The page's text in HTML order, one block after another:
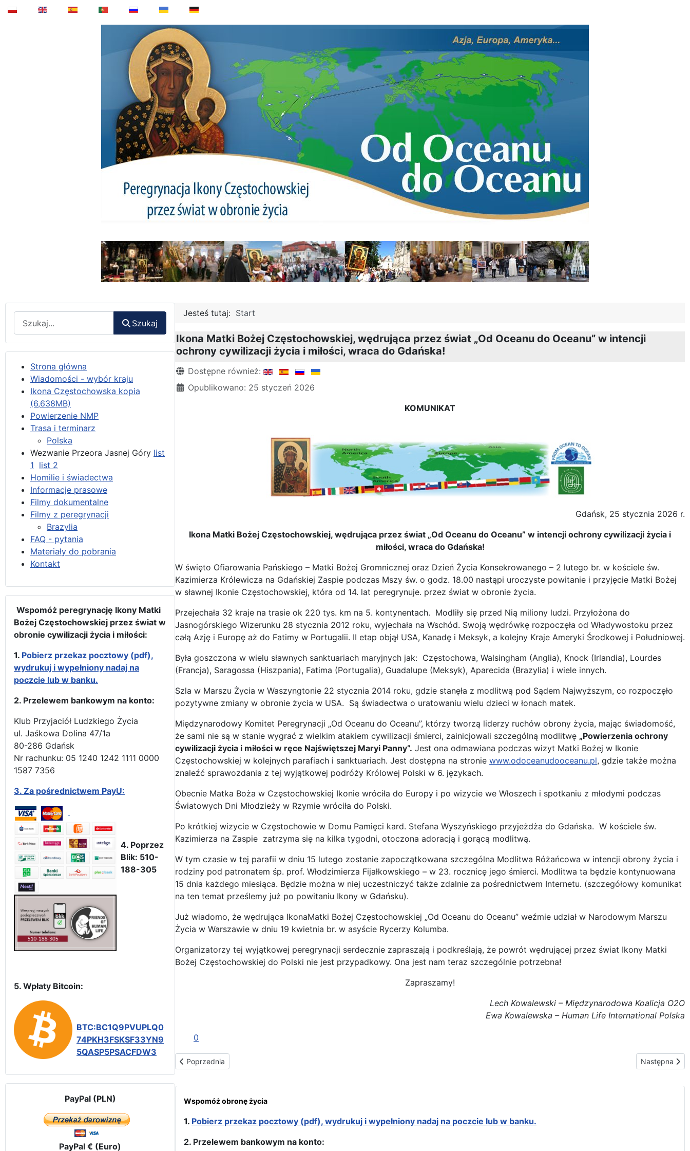
Szukaj
Strona główna
Wiadomości - wybór kraju
Ikona Częstochowska kopia
(6,638MB)
Powierzenie NMP
Trasa i terminarz
Polska
Wezwanie Przeora Jasnej Góry list
1 list 2
Homilie i świadectwa
Informacje prasowe
Filmy dokumentalne
Filmy z peregrynacji
Brazylia
FAQ - pytania
Materiały do pobrania
Kontakt
Wspomóż peregrynację Ikony Matki
Bożej Częstochowskiej przez świat w
obronie cywilizacji życia i miłości:
1. Pobierz przekaz pocztowy (pdf),
wydrukuj i wypełniony nadaj na
poczcie lub w banku.
2. Przelewem bankowym na konto:
Klub Przyjaciół Ludzkiego Życia
ul. Jaśkowa Dolina 47/1a
80-286 Gdańsk
Nr rachunku: 05 1240 1242 1111 0000
1587 7356
3. Za pośrednictwem PayU:
4. Poprzez
Blik: 510-
188-305
5. Wpłaty Bitcoin:
BTC:BC1Q9PVUPLQ0
74PKH3FSKSF33YN9
5QASP5PSACFDW3
PayPal (PLN)
PayPal € (Euro)
Jesteś tutaj: Start
Ikona Matki Bożej Częstochowskiej, wędrująca przez świat „Od Oceanu do Oceanu” w intencji
ochrony cywilizacji życia i miłości, wraca do Gdańska!
Szczegóły
Dostępne również:
Opublikowano: 25 styczeń 2026
KOMUNIKAT
Gdańsk, 25 stycznia 2026 r.
Ikona Matki Bożej Częstochowskiej, wędrująca przez świat „Od Oceanu do Oceanu” w intencji ochrony cywilizacji życia i
miłości, wraca do Gdańska!
W święto Ofiarowania Pańskiego – Matki Bożej Gromnicznej oraz Dzień Życia Konsekrowanego – 2 lutego br. w kościele św.
Kazimierza Królewicza na Gdańskiej Zaspie podczas Mszy św. o godz. 18.00 nastąpi uroczyste powitanie i przyjęcie Matki Bożej
w sławnej Ikonie Częstochowskiej, która od 14. lat peregrynuje. przez świat w obronie życia.
Przejechała 32 kraje na trasie ok 220 tys. km na 5. kontynentach. Modliły się przed Nią miliony ludzi. Przyłożona do
Jasnogórskiego Wizerunku 28 stycznia 2012 roku, wyjechała na Wschód. Swoją wędrówkę rozpoczęła od Władywostoku przez
całą Azję i Europę aż do Fatimy w Portugalii. II etap objął USA, Kanadę i Meksyk, a kolejny Kraje Ameryki Środkowej i Południowej.
Była goszczona w wielu sławnych sanktuariach maryjnych jak: Częstochowa, Walsingham (Anglia), Knock (Irlandia), Lourdes
(Francja), Saragossa (Hiszpania), Fatima (Portugalia), Guadalupe (Meksyk), Aparecida (Brazylia) i wiele innych.
Szla w Marszu Życia w Waszyngtonie 22 stycznia 2014 roku, gdzie stanęła z modlitwą pod Sądem Najwyższym, co rozpoczęło
pozytywne zmiany w obronie życia w USA. Są świadectwa o uratowaniu wielu dzieci w łonach matek.
Międzynarodowy Komitet Peregrynacji „Od Oceanu do Oceanu”, którzy tworzą liderzy ruchów obrony życia, mając świadomość,
że sami nie są w stanie wygrać z wielkim atakiem cywilizacji śmierci, zainicjowali szczególną modlitwę „Powierzenia ochrony
cywilizacji życia i miłości w ręce Najświętszej Maryi Panny”. Jest ona odmawiana podczas wizyt Matki Bożej w Ikonie
Częstochowskiej w kolejnych parafiach i sanktuariach. Jest dostępna na stronie www.odoceanudooceanu.pl, gdzie także można
znaleźć sprawozdania z tej wyjątkowej podróży Królowej Polski w 6. językach.
Obecnie Matka Boża w Częstochowskiej Ikonie wróciła do Europy i po wizycie we Włoszech i spotkaniu z młodymi podczas
Światowych Dni Młodzieży w Rzymie wróciła do Polski.
Po krótkiej wizycie w Częstochowie w Domu Pamięci kard. Stefana Wyszyńskiego przyjeżdża do Gdańska. W kościele św.
Kazimierza na Zaspie zatrzyma się na kilka tygodni, otoczona adoracją i gorącą modlitwą.
W tym czasie w tej parafii w dniu 15 lutego zostanie zapoczątkowana szczególna Modlitwa Różańcowa w intencji obrony życia i
rodziny pod patronatem śp. prof. Włodzimierza Fijałkowskiego – w 23. rocznicę jego śmierci. Modlitwa ta będzie kontynuowana
15 dnia każdego miesiąca. Będzie można w niej uczestniczyć także zdalnie za pośrednictwem Internetu. (szczegółowy komunikat
na ten temat prześlemy już po powitaniu Ikony w Gdańsku).
Już wiadomo, że wędrująca IkonaMatki Bożej Częstochowskiej „Od Oceanu do Oceanu” weźmie udział w Narodowym Marszu
Życia w Warszawie w dniu 19 kwietnia br. w asyście Rycerzy Kolumba.
Organizatorzy tej wyjątkowej peregrynacji serdecznie zapraszają i podkreślają, że powrót wędrującej przez świat Ikony Matki
Bożej Częstochowskiej do Polski nie jest przypadkowy. Ona jest nam teraz szczególnie potrzebna!
Zapraszamy!
Lech Kowalewski – Międzynarodowa Koalicja O2O
Ewa Kowalewska – Human Life International Polska
0
Poprzednia strona: Dom Maryi
Poprzednia Następna
Następna
Wspomóż obronę życia
1. Pobierz przekaz pocztowy (pdf), wydrukuj i wypełniony nadaj na poczcie lub w banku.
2. Przelewem bankowym na konto: